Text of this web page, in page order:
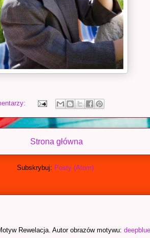
Strona główna
Subskrybuj: Posty (Atom)
Rewelacja. Autor obrazów motywu: